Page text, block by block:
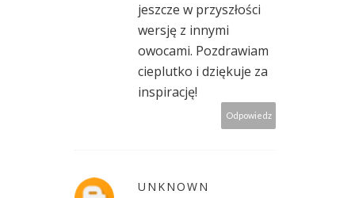
jeszcze w przyszłości
wersję z innymi
owocami. Pozdrawiam
cieplutko i dziękuje za
inspirację!
Odpowiedz
UNKNOWN